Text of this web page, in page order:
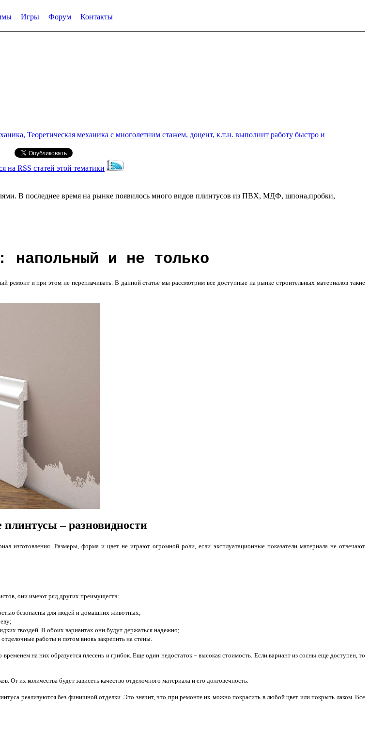
Игры Форум Контакты
Теоретическая механика с многолетним стажем, доцент, к.т.н. выполнит работу быстро и
на RSS статей этой тематики
В последнее время на рынке появилось много видов плинтусов из ПВХ, МДФ, шпона,пробки,
напольный и не только
ремонт и при этом не переплачивать. В данной статье мы рассмотрим все доступные на рынке строительных материалов такие
– разновидности
изготовления. Размеры, форма и цвет не играют огромной роли, если эксплуатационные показатели материала не отвечают
они имеют ряд других преимуществ:
безопасны для людей и домашних животных;
гвоздей. В обоих вариантах они будут держаться надежно;
работы и потом вновь закрепить на стены.
на них образуется плесень и грибок. Еще один недостаток – высокая стоимость. Если вариант из сосны еще доступен, то
их количества будет зависеть качество отделочного материала и его долговечность.
реализуются без финишной отделки. Это значит, что при ремонте их можно покрасить в любой цвет или покрыть лаком. Все